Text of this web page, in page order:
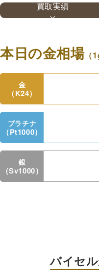
買取実績
本日の金相場（
金
（K24）
プラチナ
（Pt1000）
銀
（Sv1000）
バイセ